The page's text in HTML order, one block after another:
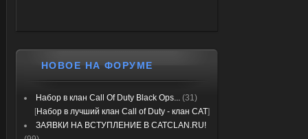
НОВОЕ НА ФОРУМЕ
Набор в клан Call Of Duty Black Ops... (31)
[Набор в лучший клан Call of Duty - клан CAT]
ЗАЯВКИ НА ВСТУПЛЕНИЕ В CATCLAN.RU!